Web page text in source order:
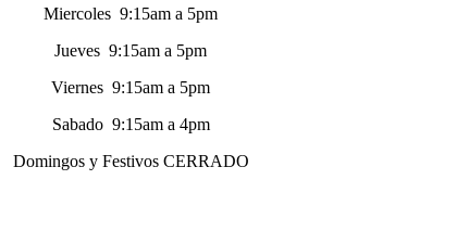
Miercoles 9:15am a 5pm
Jueves 9:15am a 5pm
Viernes 9:15am a 5pm
Sabado 9:15am a 4pm
Domingos y Festivos CERRADO